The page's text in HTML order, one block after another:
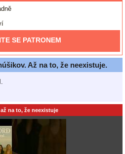
SE PATRONEM
Až na to, že neexistuje.
na to, že neexistuje